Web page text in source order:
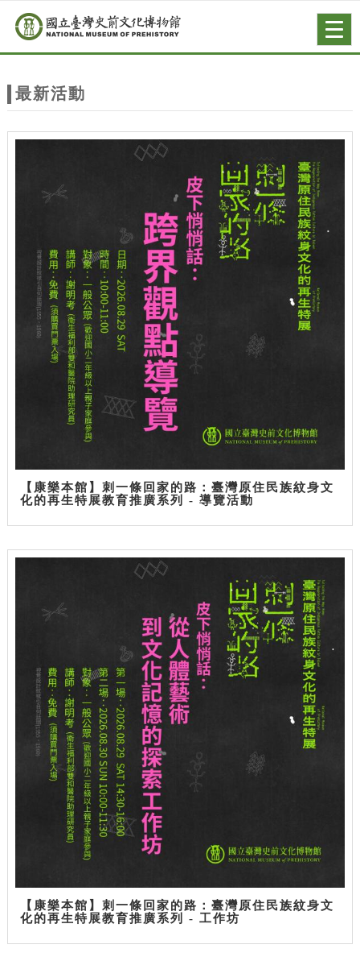
站
主
跳到主要內容
網站導覽
最新活動
【康樂本館】刺一條回家的路：臺灣原住民族紋身文
化的再生特展教育推廣系列 - 導覽活動
【康樂本館】刺一條回家的路：臺灣原住民族紋身文
化的再生特展教育推廣系列 - 工作坊